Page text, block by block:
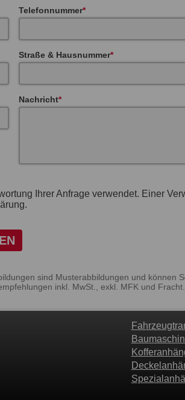
Telefonnummer
Straße & Hausnummer
Nachricht
Ihrer Anfrage verwendet. Einer
sind Musterabbildungen und können
inkl. MwSt., exkl. MFK und Fracht.